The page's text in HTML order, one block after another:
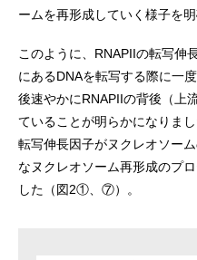
ームを再形成していく様子を
このように、RNAPIIの転写伸
にあるDNAを転写する際に一
後速やかにRNAPIIの背後（上
ていることが明らかになりま
転写伸長因子がヌクレオソー
なヌクレオソーム再形成のプ
した（図2①、⑦）。